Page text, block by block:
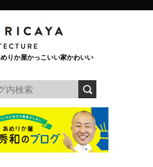
りか屋かっこいい家かわいい